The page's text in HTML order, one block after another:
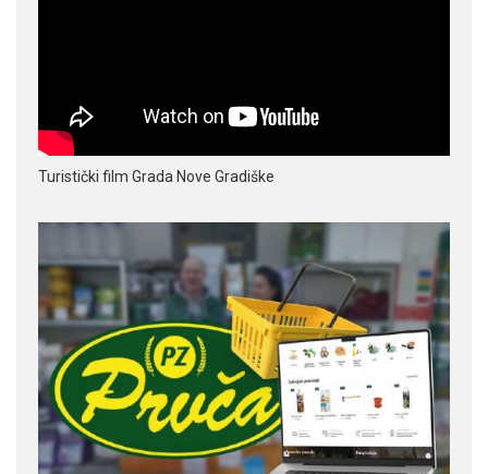
Turistički film Grada Nove Gradiške